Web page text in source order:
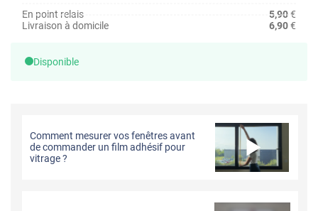
En point relais
5,90€
Livraison à domicile
6,90€
Disponible
Comment mesurer vos fenêtres avant
de commander un film adhésif pour
vitrage ?